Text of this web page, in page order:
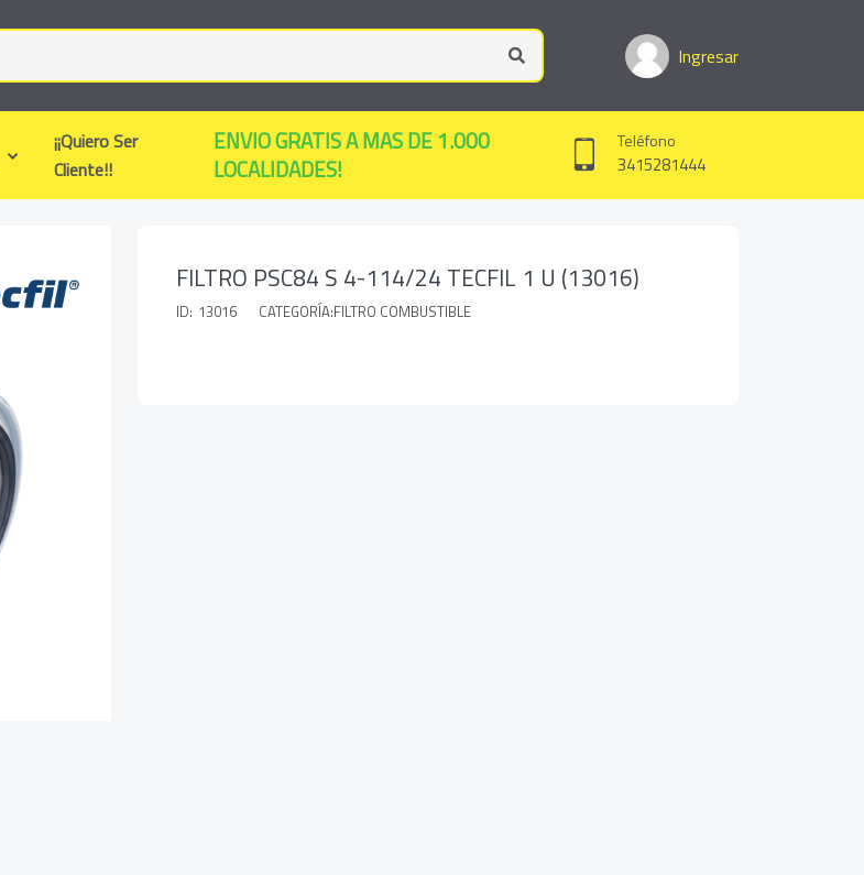
Ingresar
¡¡Quiero Ser
Cliente!!
ENVIO GRATIS A MAS DE 1.000
LOCALIDADES!
Teléfono
3415281444
FILTRO PSC84 S 4-114/24 TECFIL 1 U (13016)
ID: 13016 CATEGORÍA:FILTRO COMBUSTIBLE